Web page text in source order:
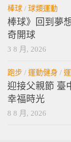
棒球 / 球類運動
棒球》回到夢
奇開球
3 8 月, 2026
跑步 / 運動健身 /
迎接父親節 臺
幸福時光
8 8 月, 2026